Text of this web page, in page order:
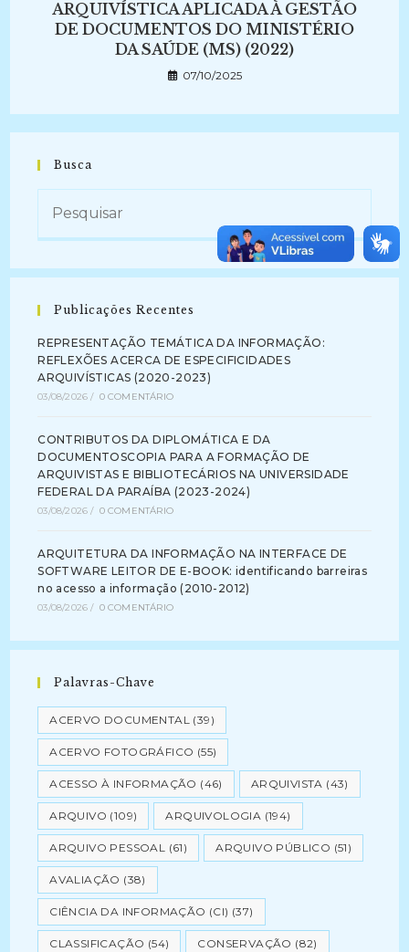
ARQUIVÍSTICA APLICADA À GESTÃO
DE DOCUMENTOS DO MINISTÉRIO
DA SAÚDE (MS) (2022)
07/10/2025
Busca
Publicações Recentes
REPRESENTAÇÃO TEMÁTICA DA INFORMAÇÃO:
REFLEXÕES ACERCA DE ESPECIFICIDADES
ARQUIVÍSTICAS (2020-2023)
03/08/2026 / 0 COMENTÁRIO
CONTRIBUTOS DA DIPLOMÁTICA E DA
DOCUMENTOSCOPIA PARA A FORMAÇÃO DE
ARQUIVISTAS E BIBLIOTECÁRIOS NA UNIVERSIDADE
FEDERAL DA PARAÍBA (2023-2024)
03/08/2026 / 0 COMENTÁRIO
ARQUITETURA DA INFORMAÇÃO NA INTERFACE DE
SOFTWARE LEITOR DE E-BOOK: identificando barreiras
no acesso a informação (2010-2012)
03/08/2026 / 0 COMENTÁRIO
Palavras-Chave
ACERVO DOCUMENTAL (39)
ACERVO FOTOGRÁFICO (55)
ACESSO À INFORMAÇÃO (46) ARQUIVISTA (43)
ARQUIVO (109) ARQUIVOLOGIA (194)
ARQUIVO PESSOAL (61) ARQUIVO PÚBLICO (51)
AVALIAÇÃO (38)
CIÊNCIA DA INFORMAÇÃO (CI) (37)
CLASSIFICAÇÃO (54) CONSERVAÇÃO (82)